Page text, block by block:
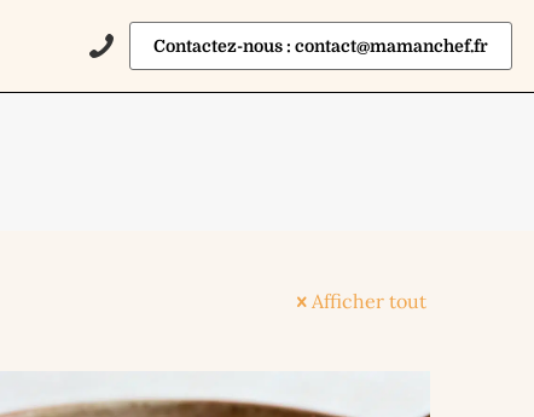
Contactez-nous : contact@mamanchef.fr
Afficher tout